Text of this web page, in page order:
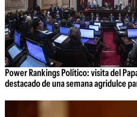
Power Rankings Político: visita del
destacado de una semana agridulce